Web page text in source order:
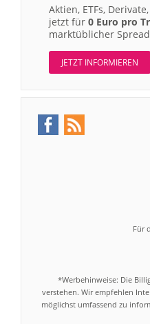
Aktien, ETFs,
jetzt für 0 Euro pro
marktüblicher
JETZT INFORMIEREN
Für
*Werbehinweise: Die
verstehen. Wir empfehlen
möglichst umfassend zu